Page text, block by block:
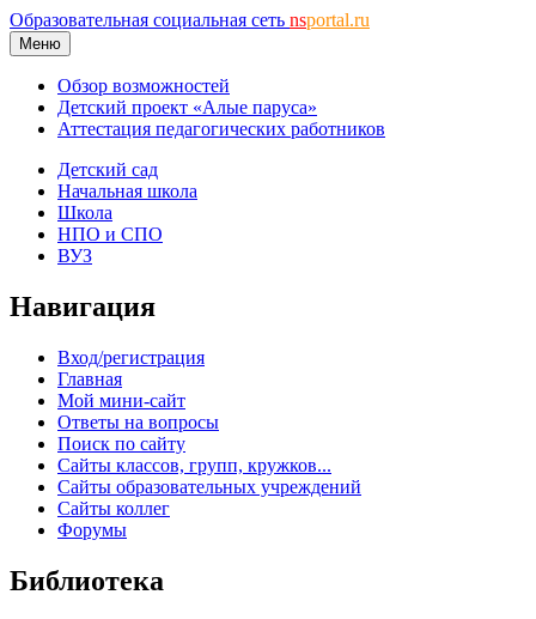
Образовательная социальная сеть nsportal.ru
Меню
Обзор возможностей
Детский проект «Алые паруса»
Аттестация педагогических работников
Детский сад
Начальная школа
Школа
НПО и СПО
ВУЗ
Навигация
Вход/регистрация
Главная
Мой мини-сайт
Ответы на вопросы
Поиск по сайту
Сайты классов, групп, кружков...
Сайты образовательных учреждений
Сайты коллег
Форумы
Библиотека